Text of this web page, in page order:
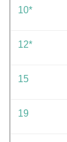
10*
12*
15
19